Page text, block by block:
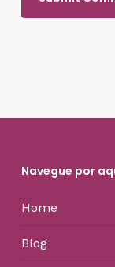
Navegue por
Home
Blog